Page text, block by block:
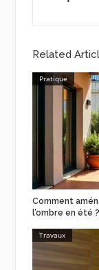
Related
Pratique
Comment
l’ombre en été ?
Travaux